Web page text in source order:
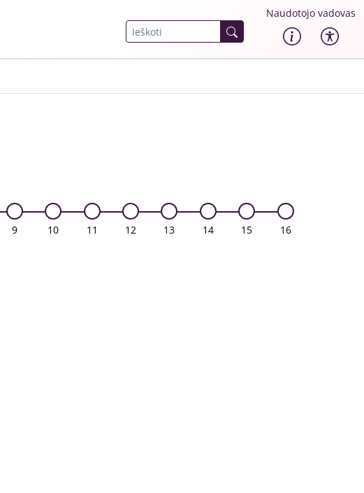
Naudotojo vadovas
9 10 11 12 13 14 15 16